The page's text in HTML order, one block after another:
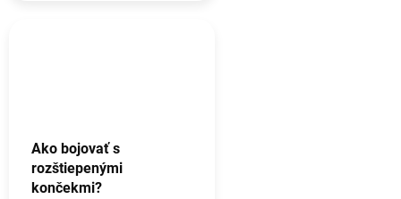
Ako bojovať s
rozštiepenými
končekmi?